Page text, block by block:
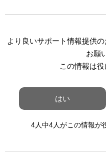
より良いサポート情報提供
お願
この情報は
はい
4人中4人がこの情報が